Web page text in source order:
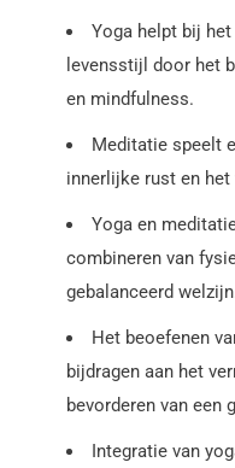
Yoga helpt bij
levensstijl door het
en mindfulness.
Meditatie speelt
innerlijke rust en
Yoga en
combineren van
gebalanceerd
Het beoefenen
bijdragen aan het
bevorderen van een
Integratie van